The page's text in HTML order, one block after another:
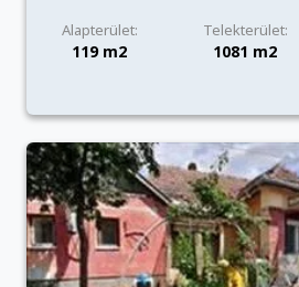
Alapterület: Telekterület:
119 m2 1081 m2